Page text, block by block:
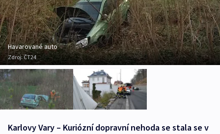
Havarované auto
Zdroj:ČT24
Karlovy Vary – Kuriózní dopravní nehoda se stala se v